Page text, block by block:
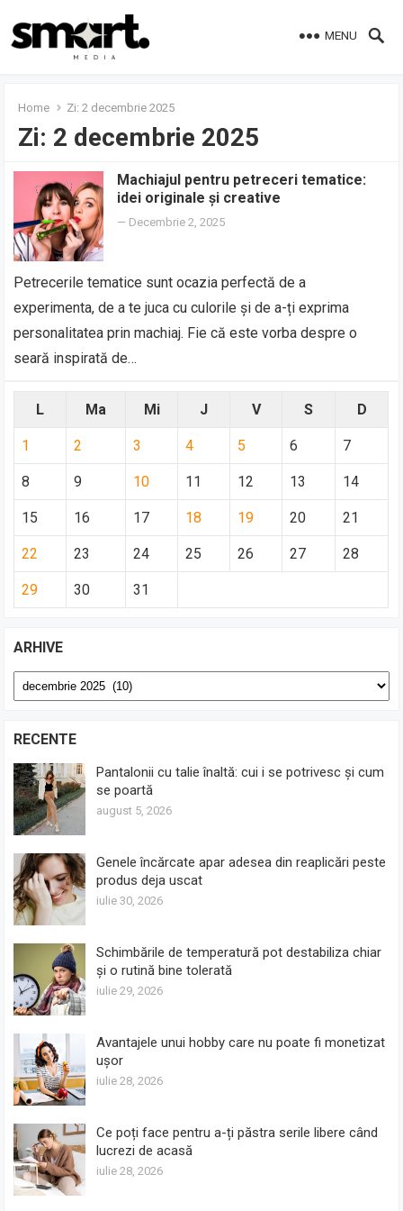
MENU
Home Zi:2 decembrie 2025
Zi: 2 decembrie 2025
Machiajul pentru petreceri tematice:
idei originale și creative
— Decembrie 2, 2025
Petrecerile tematice sunt ocazia perfectă de a
experimenta, de a te juca cu culorile și de a-ți exprima
personalitatea prin machiaj. Fie că este vorba despre o
seară inspirată de…
L Ma Mi J V S D
1 2 3 4 5 6 7
8 9 10 11 12 13 14
15 16 17 18 19 20 21
22 23 24 25 26 27 28
29 30 31
ARHIVE
Arhive
RECENTE
Pantalonii cu talie înaltă: cui i se potrivesc și cum
se poartă
august 5, 2026
Genele încărcate apar adesea din reaplicări peste
produs deja uscat
iulie 30, 2026
Schimbările de temperatură pot destabiliza chiar
și o rutină bine tolerată
iulie 29, 2026
Avantajele unui hobby care nu poate fi monetizat
ușor
iulie 28, 2026
Ce poți face pentru a-ți păstra serile libere când
lucrezi de acasă
iulie 28, 2026